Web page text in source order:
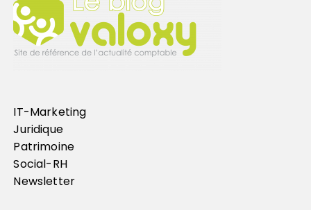
IT-Marketing
Juridique
Patrimoine
Social-RH
Newsletter